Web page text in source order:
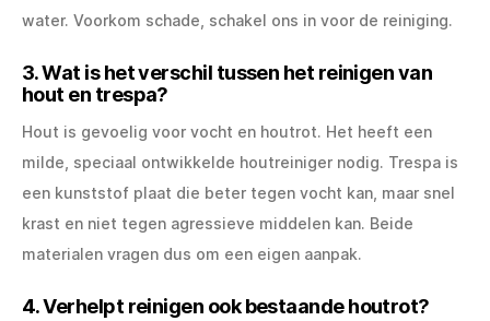
water. Voorkom schade, schakel ons in voor de reiniging.
3. Wat is het verschil tussen het reinigen van
hout en trespa?
Hout is gevoelig voor vocht en houtrot. Het heeft een
milde, speciaal ontwikkelde houtreiniger nodig. Trespa is
een kunststof plaat die beter tegen vocht kan, maar snel
krast en niet tegen agressieve middelen kan. Beide
materialen vragen dus om een eigen aanpak.
4. Verhelpt reinigen ook bestaande houtrot?